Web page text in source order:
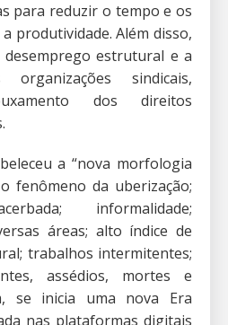
para reduzir o tempo e os
produtividade. Além disso,
desemprego estrutural e a
organizações sindicais,
dos direitos
a “nova morfologia
fenômeno da uberização;
informalidade;
áreas; alto índice de
trabalhos intermitentes;
assédios, mortes e
se inicia uma nova Era
nas plataformas digitais